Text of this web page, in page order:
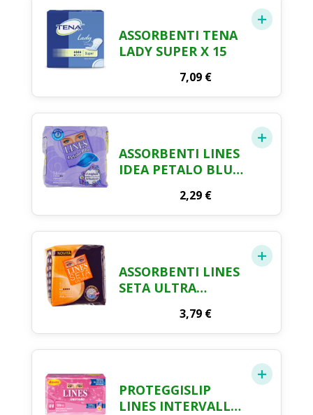
ASSORBENTI TENA
LADY SUPER X 15
7,09 €
ASSORBENTI LINES
IDEA PETALO BLU
2,29 €
ASSORBENTI LINES
SETA ULTRA
LEGGERI X 16
3,79 €
PROTEGGISLIP
LINES INTERVALLO